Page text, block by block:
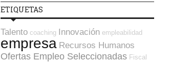
ETIQUETAS
Talento coaching Innovación empleabilidad
empresa Recursos Humanos
Ofertas Empleo Seleccionadas Fiscal